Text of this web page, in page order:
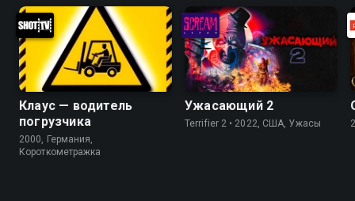
Клаус — водитель
погрузчика
2000, Германия,
Короткометражка
Ужасающий 2
Terrifier 2 • 2022, США, Ужасы